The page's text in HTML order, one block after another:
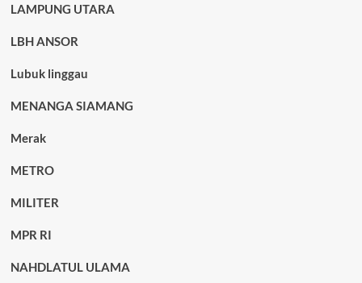
LAMPUNG UTARA
LBH ANSOR
Lubuk linggau
MENANGA SIAMANG
Merak
METRO
MILITER
MPR RI
NAHDLATUL ULAMA